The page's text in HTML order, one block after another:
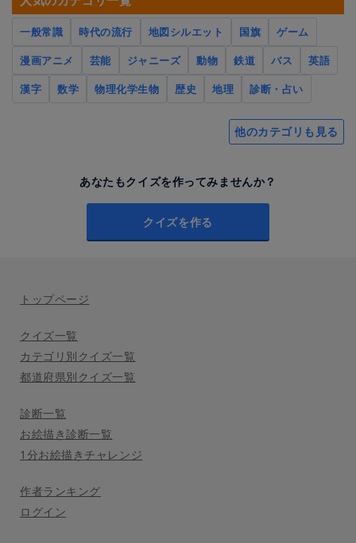
一般常識 時代の流行 地図シルエット 国旗
ゲーム
漫画アニメ
芸能 ジャニーズ 動物 鉄道 バス
英語
漢字
数学 物理化学生物 歴史 地理 診断・占い
他のカテゴリも見る
あなたもクイズを作ってみませんか？
クイズを作る
トップページ
クイズ一覧
カテゴリ別クイズ一覧
都道府県別クイズ一覧
診断一覧
お絵描き診断一覧
1分お絵描きチャレンジ
作者ランキング
ログイン